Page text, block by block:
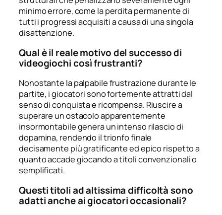
minimo errore, come la perdita permanente di
tutti i progressi acquisiti a causa di una singola
disattenzione.
Qual è il reale motivo del successo di
videogiochi così frustranti?
Nonostante la palpabile frustrazione durante le
partite, i giocatori sono fortemente attratti dal
senso di conquista e ricompensa. Riuscire a
superare un ostacolo apparentemente
insormontabile genera un intenso rilascio di
dopamina, rendendo il trionfo finale
decisamente più gratificante ed epico rispetto a
quanto accade giocando a titoli convenzionali o
semplificati.
Questi titoli ad altissima difficoltà sono
adatti anche ai giocatori occasionali?